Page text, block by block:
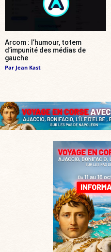
Arcom : l’humour, totem
d’impunité des médias de
gauche
Par Jean Kast